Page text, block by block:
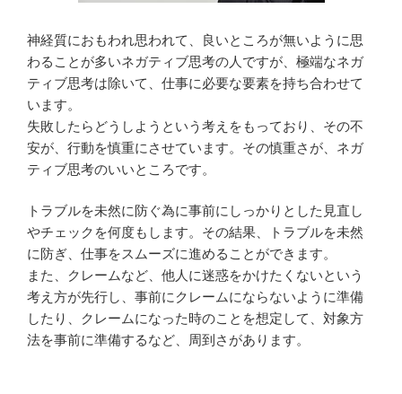
神経質におもわれ思われて、良いところが無いように思
わることが多いネガティブ思考の人ですが、極端なネガ
ティブ思考は除いて、仕事に必要な要素を持ち合わせて
います。
失敗したらどうしようという考えをもっており、その不
安が、行動を慎重にさせています。その慎重さが、ネガ
ティブ思考のいいところです。
トラブルを未然に防ぐ為に事前にしっかりとした見直し
やチェックを何度もします。その結果、トラブルを未然
に防ぎ、仕事をスムーズに進めることができます。
また、クレームなど、他人に迷惑をかけたくないという
考え方が先行し、事前にクレームにならないように準備
したり、クレームになった時のことを想定して、対象方
法を事前に準備するなど、周到さがあります。